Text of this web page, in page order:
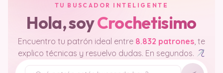
TU BUSCADOR INTELIGENTE
Hola, soyCrochetisimo
Encuentro tu patrón ideal entre 8.832 patrones, te
explico técnicas y resuelvo dudas. En segundos.